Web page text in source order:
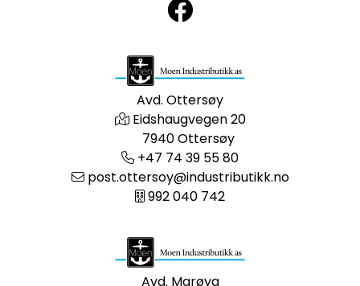
Avd. Ottersøy
Eidshaugvegen 20
7940 Ottersøy
+47 74 39 55 80
post.ottersoy@industributikk.no
992 040 742
Avd. Marøya